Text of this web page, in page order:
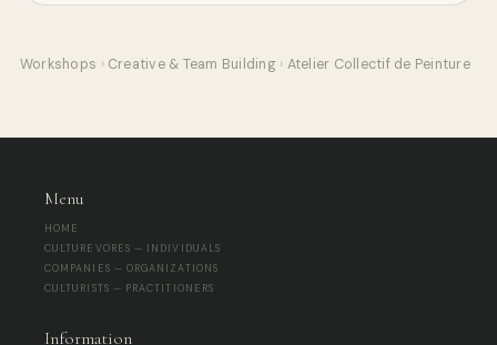
Workshops › Creative & Team Building › Atelier Collectif de Peinture
Menu
HOME
CULTUREVORES — INDIVIDUALS
COMPANIES — ORGANIZATIONS
CULTURISTS — PRACTITIONERS
Information